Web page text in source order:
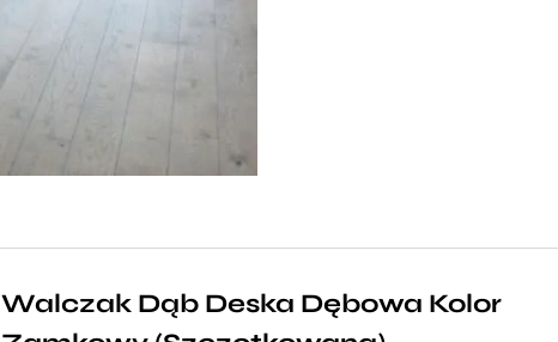
Walczak Dąb Deska Dębowa Kolor